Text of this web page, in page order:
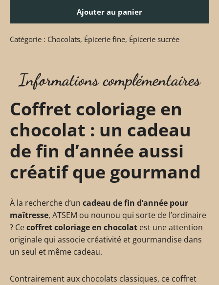
Ajouter au panier
Catégorie : Chocolats, Épicerie fine, Épicerie sucrée
Informations complémentaires
Coffret coloriage en
chocolat : un cadeau
de fin d’année aussi
créatif que gourmand
À la recherche d’un cadeau de fin d’année pour
maîtresse, ATSEM ou nounou qui sorte de l’ordinaire
? Cecoffret coloriage en chocolat est une attention
originale qui associe créativité et gourmandise dans
un seul et même cadeau.
Contrairement aux chocolats classiques, ce coffret